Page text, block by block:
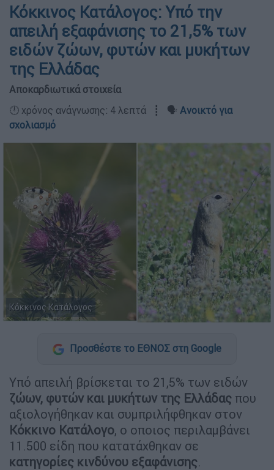
Κόκκινος Κατάλογος: Υπό την
απειλή εξαφάνισης το 21,5% των
ειδών ζώων, φυτών και μυκήτων
της Ελλάδας
Αποκαρδιωτικά στοιχεία
🕛 χρόνος ανάγνωσης: 4 λεπτά ┋ 🗣️ Ανοικτό για
σχολιασμό
Κόκκινος Κατάλογος
Προσθέστε το ΕΘΝΟΣ στη Google
Υπό απειλή βρίσκεται το 21,5% των ειδών
ζώων, φυτών και μυκήτων της Ελλάδας που
αξιολογήθηκαν και συμπριλήφθηκαν στον
Κόκκινο Κατάλογο, ο οποιος περιλαμβάνει
11.500 είδη που κατατάχθηκαν σε
κατηγορίες κινδύνου εξαφάνισης.